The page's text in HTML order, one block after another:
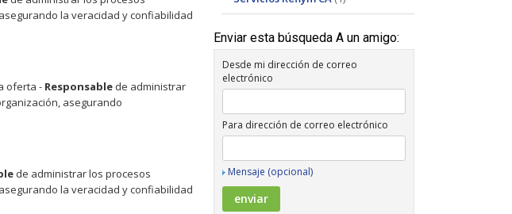
Enviar esta búsqueda A un amigo:
Desde mi dirección de correo
electrónico
Para dirección de correo electrónico
Mensaje (opcional)
la veracidad y confiabilidad
oferta - Responsable de administrar
asegurando
de administrar los procesos
la veracidad y confiabilidad